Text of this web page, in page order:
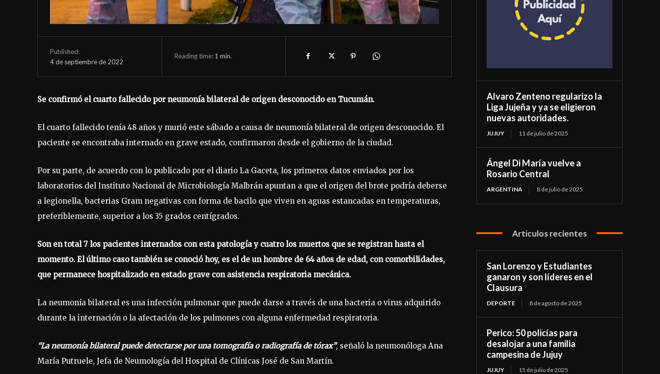
Published:
4 de septiembre de 2022
Reading time: 1 min.
Se confirmó el cuarto fallecido por neumonía bilateral de origen desconocido en Tucumán.
El cuarto fallecido tenía 48 años y murió este sábado a causa de neumonía bilateral de origen desconocido. El
paciente se encontraba internado en grave estado, confirmaron desde el gobierno de la ciudad.
Por su parte, de acuerdo con lo publicado por el diario La Gaceta, los primeros datos enviados por los
laboratorios del Instituto Nacional de Microbiología Malbrán apuntan a que el origen del brote podría deberse
a legionella, bacterias Gram negativas con forma de bacilo que viven en aguas estancadas en temperaturas,
preferiblemente, superior a los 35 grados centígrados.
Son en total 7 los pacientes internados con esta patología y cuatro los muertos que se registran hasta el
momento. El último caso también se conoció hoy, es el de un hombre de 64 años de edad, con comorbilidades,
que permanece hospitalizado en estado grave con asistencia respiratoria mecánica.
La neumonía bilateral es una infección pulmonar que puede darse a través de una bacteria o virus adquirido
durante la internación o la afectación de los pulmones con alguna enfermedad respiratoria.
“La neumonía bilateral puede detectarse por una tomografía o radiografía de tórax”, señaló la neumonóloga Ana
María Putruele, Jefa de Neumología del Hospital de Clínicas José de San Martín.
Alvaro Zenteno regularizo la
Liga Jujeña y ya se eligieron
nuevas autoridades.
JUJUY 11 de julio de 2025
Ángel Di María vuelve a
Rosario Central
ARGENTINA 8 de julio de 2025
Articulos recientes
San Lorenzo y Estudiantes
ganaron y son líderes en el
Clausura
DEPORTE 8 de agosto de 2025
Perico: 50 policías para
desalojar a una familia
campesina de Jujuy
JUJUY 15 de julio de 2025